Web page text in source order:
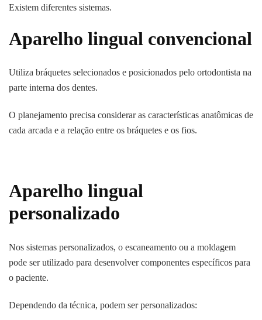
Existem diferentes sistemas.
Aparelho lingual convencional
Utiliza bráquetes selecionados e posicionados pelo ortodontista na
parte interna dos dentes.
O planejamento precisa considerar as características anatômicas de
cada arcada e a relação entre os bráquetes e os fios.
Aparelho lingual
personalizado
Nos sistemas personalizados, o escaneamento ou a moldagem
pode ser utilizado para desenvolver componentes específicos para
o paciente.
Dependendo da técnica, podem ser personalizados: